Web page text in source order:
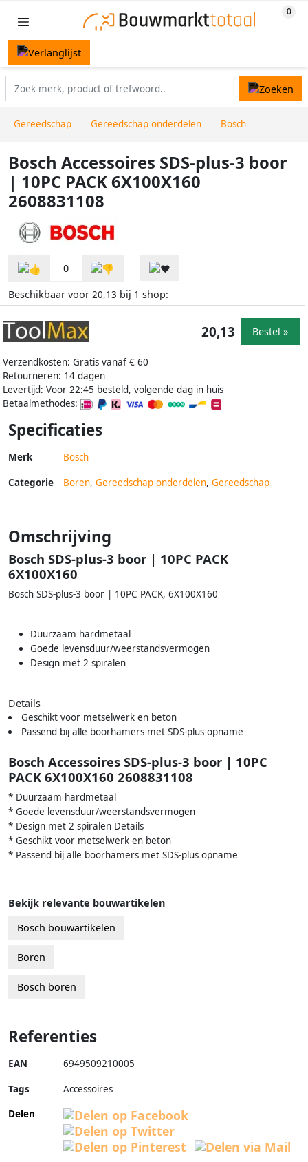
Gereedschap Gereedschap onderdelen Bosch
Bosch Accessoires SDS-plus-3 boor
| 10PC PACK 6X100X160
2608831108
0
Beschikbaar voor 20,13 bij 1 shop:
Verzendkosten: Gratis vanaf € 60
Retourneren: 14 dagen
Levertijd: Voor 22:45 besteld, volgende dag in huis
Betaalmethodes:
20,13 Bestel »
Specificaties
Merk Bosch
Categorie Boren, Gereedschap onderdelen, Gereedschap
Omschrijving
Bosch SDS-plus-3 boor | 10PC PACK
6X100X160
Bosch SDS-plus-3 boor | 10PC PACK, 6X100X160
Duurzaam hardmetaal
Goede levensduur/weerstandsvermogen
Design met 2 spiralen
Details
Geschikt voor metselwerk en beton
Passend bij alle boorhamers met SDS-plus opname
Bosch Accessoires SDS-plus-3 boor | 10PC
PACK 6X100X160 2608831108
* Duurzaam hardmetaal
* Goede levensduur/weerstandsvermogen
* Design met 2 spiralen Details
* Geschikt voor metselwerk en beton
* Passend bij alle boorhamers met SDS-plus opname
Bekijk relevante bouwartikelen
Bosch bouwartikelen
Boren
Bosch boren
Referenties
EAN 6949509210005
Tags
Accessoires
Delen